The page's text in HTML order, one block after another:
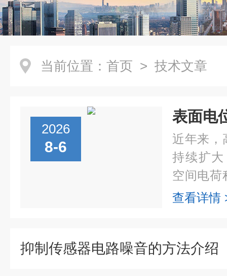
当前位置： 首页 > 技术文章
2026
8-6
近年来，
持续扩
空间电荷
速绝缘老
查看详情
抑制传感器电路噪音的方法介绍